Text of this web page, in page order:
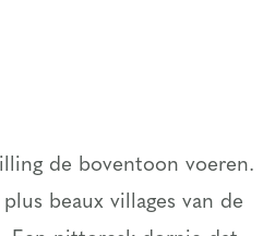
de boventoon voeren.
beaux villages van de